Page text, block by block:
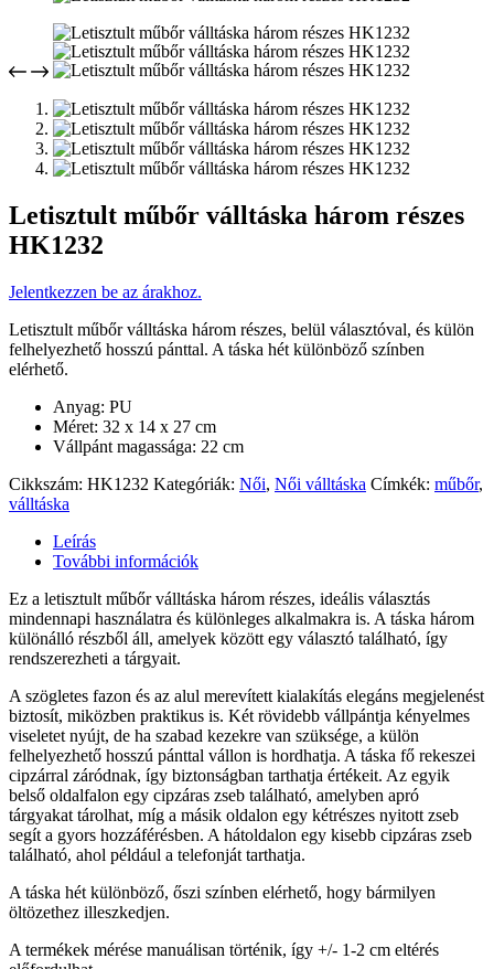
Letisztult műbőr válltáska három részes
HK1232
Jelentkezzen be az árakhoz.
Letisztult műbőr válltáska három részes, belül választóval, és külön
felhelyezhető hosszú pánttal. A táska hét különböző színben
elérhető.
Anyag: PU
Méret: 32 x 14 x 27 cm
Vállpánt magassága: 22 cm
Cikkszám: HK1232 Kategóriák: Női, Női válltáska Címkék: műbőr,
válltáska
Leírás
További információk
Ez a letisztult műbőr válltáska három részes, ideális választás
mindennapi használatra és különleges alkalmakra is. A táska három
különálló részből áll, amelyek között egy választó található, így
rendszerezheti a tárgyait.
A szögletes fazon és az alul merevített kialakítás elegáns megjelenést
biztosít, miközben praktikus is. Két rövidebb vállpántja kényelmes
viseletet nyújt, de ha szabad kezekre van szüksége, a külön
felhelyezhető hosszú pánttal vállon is hordhatja. A táska fő rekeszei
cipzárral záródnak, így biztonságban tarthatja értékeit. Az egyik
belső oldalfalon egy cipzáras zseb található, amelyben apró
tárgyakat tárolhat, míg a másik oldalon egy kétrészes nyitott zseb
segít a gyors hozzáférésben. A hátoldalon egy kisebb cipzáras zseb
található, ahol például a telefonját tarthatja.
A táska hét különböző, őszi színben elérhető, hogy bármilyen
öltözethez illeszkedjen.
A termékek mérése manuálisan történik, így +/- 1-2 cm eltérés